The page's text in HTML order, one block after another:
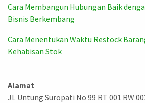
Cara Membangun Hubungan Baik
Bisnis Berkembang
Cara Menentukan Waktu Restock
Kehabisan Stok
Alamat
Jl. Untung Suropati No 99 RT 001 RW